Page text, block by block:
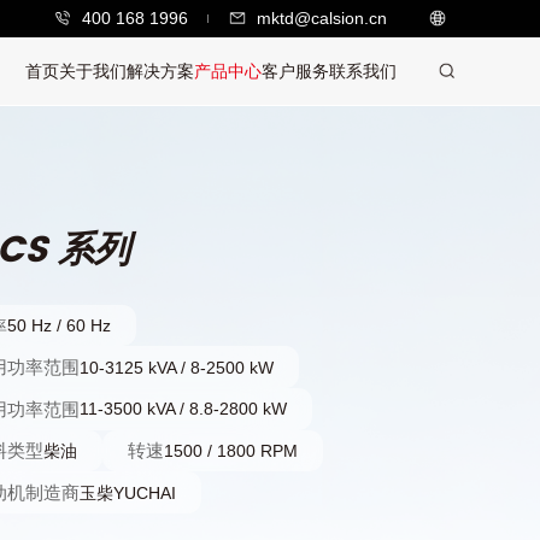
400 168 1996 mktd@calsion.cn
首页关于我们解决方案产品中心客户服务联系我们
系列
50 Hz / 60 Hz
功率范围 10-3125 kVA / 8-2500 kW
功率范围 11-3500 kVA / 8.8-2800 kW
类型柴油 转速1500 / 1800 RPM
机制造商玉柴YUCHAI